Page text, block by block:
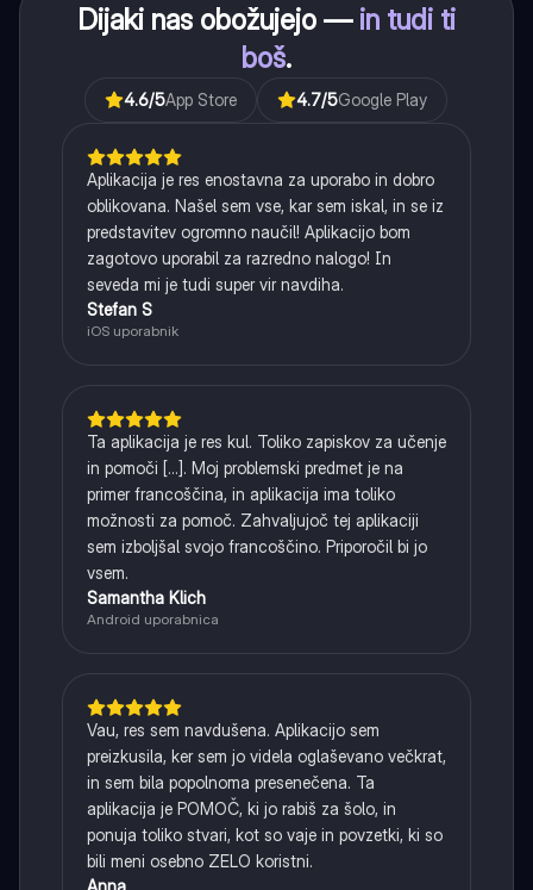
Dijaki nas obožujejo — in tudi ti
boš.
4.6/5App Store 4.7/5Google Play
Aplikacija je res enostavna za uporabo in dobro
oblikovana. Našel sem vse, kar sem iskal, in se iz
predstavitev ogromno naučil! Aplikacijo bom
zagotovo uporabil za razredno nalogo! In
seveda mi je tudi super vir navdiha.
Stefan S
iOS uporabnik
Ta aplikacija je res kul. Toliko zapiskov za učenje
in pomoči [...]. Moj problemski predmet je na
primer francoščina, in aplikacija ima toliko
možnosti za pomoč. Zahvaljujoč tej aplikaciji
sem izboljšal svojo francoščino. Priporočil bi jo
vsem.
Samantha Klich
Android uporabnica
Vau, res sem navdušena. Aplikacijo sem
preizkusila, ker sem jo videla oglaševano večkrat,
in sem bila popolnoma presenečena. Ta
aplikacija je POMOČ, ki jo rabiš za šolo, in
ponuja toliko stvari, kot so vaje in povzetki, ki so
bili meni osebno ZELO koristni.
Anna